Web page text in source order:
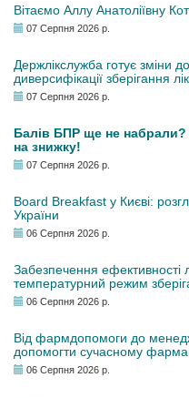
Вітаємо Аллу Анатоліївну
07 Серпня 2026 р.
Держлікслужба готує зміни
диверсифікації зберігання
07 Серпня 2026 р.
Балів БПР ще не
на знижку!
07 Серпня 2026 р.
Board Breakfast у Києві:
України
06 Серпня 2026 р.
Забезпечення ефективності
температурний режим
06 Серпня 2026 р.
Від фармдопомоги до
допомогти сучасному
06 Серпня 2026 р.